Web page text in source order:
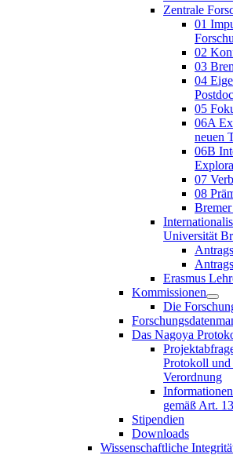
Zentrale
01
02
03
04
05
06A
neuen
06B
07
08
Universität
Erasmus
Kommissionen
Die
Das Nagoya
Protokoll
Verordnung
gemäß Art.
Stipendien
Downloads
Wissenschaftliche